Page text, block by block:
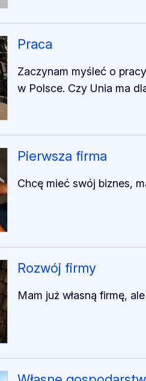
Praca
Zaczynam myśleć o
w Polsce. Czy Unia ma
Pierwsza firma
Chcę mieć swój biznes,
Rozwój firmy
Mam już własną firmę,